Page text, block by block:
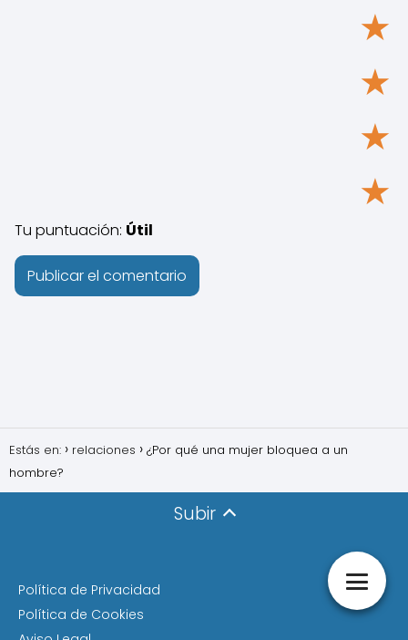
★
★
★
★
Tu puntuación: Útil
Estás en: relaciones
¿Por qué una mujer bloquea a un
hombre?
Subir
Política de Privacidad
Política de Cookies